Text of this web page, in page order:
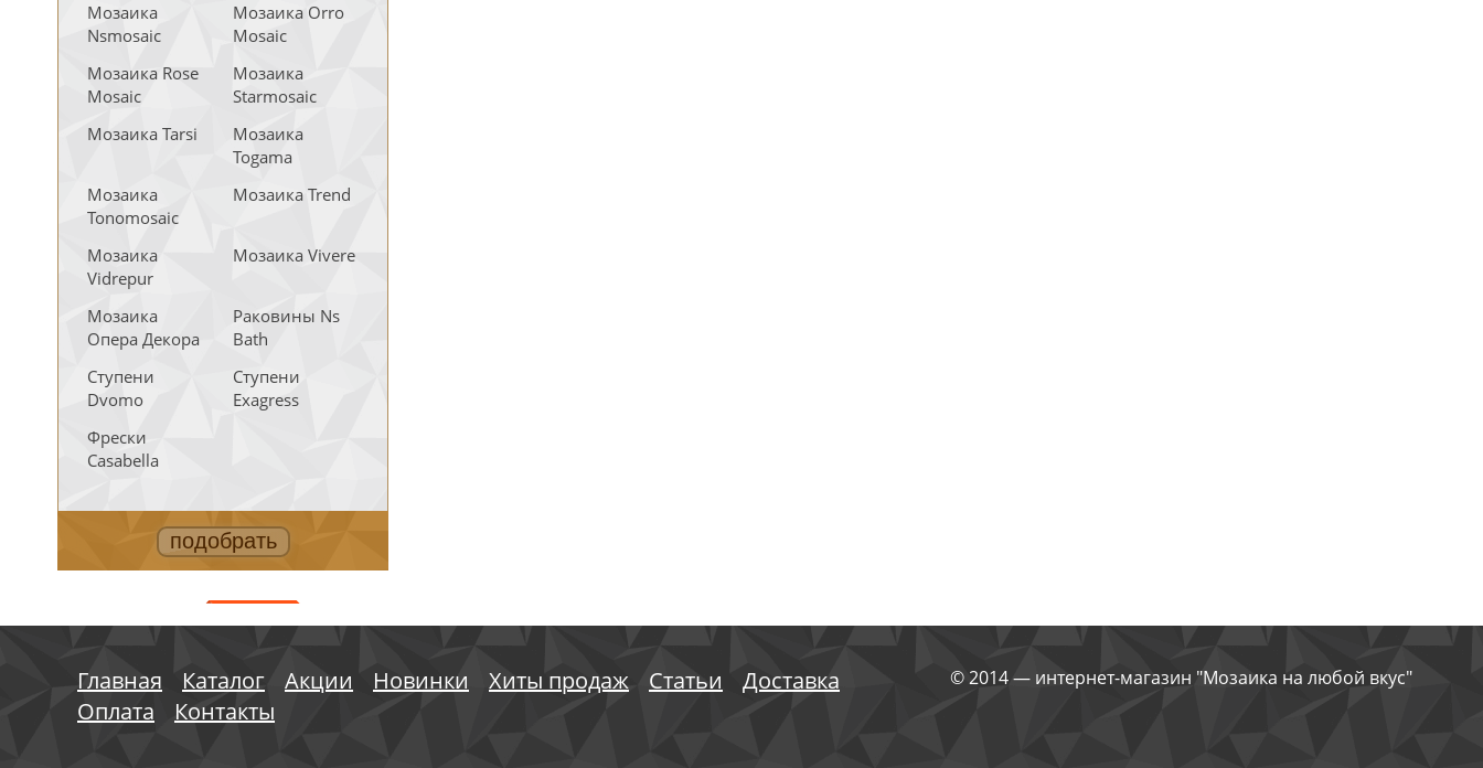
Мозаика
Nsmosaic
Мозаика Orro
Mosaic
Мозаика Rose
Mosaic
Мозаика
Starmosaic
Мозаика Tarsi
Мозаика
Togama
Мозаика
Tonomosaic
Мозаика Trend
Мозаика
Vidrepur
Мозаика Vivere
Мозаика
Опера Декора
Раковины Ns
Bath
Ступени
Dvomo
Ступени
Exagress
Фрески
Casabella
АКЦИИ
Главная Каталог Акции Новинки Хиты продаж Статьи
Доставка
Оплата
Контакты
© 2014 — интернет-магазин "Мозаика на любой вкус"